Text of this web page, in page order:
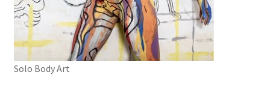
Solo Body Art